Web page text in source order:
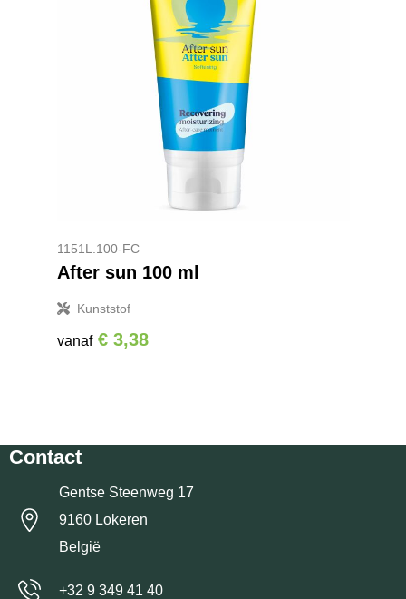
1151L.100-FC
After sun 100 ml
Kunststof
vanaf € 3,38
Contact
Gentse Steenweg 17
9160 Lokeren
België
+32 9 349 41 40